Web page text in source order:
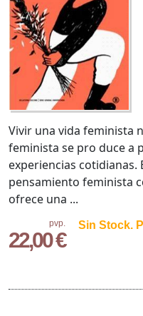
pvp.
22,00 €
Sin Stock.
Vivir una vida feminista
feminista se pro duce a
experiencias cotidianas.
pensamiento feminista
ofrece una ...